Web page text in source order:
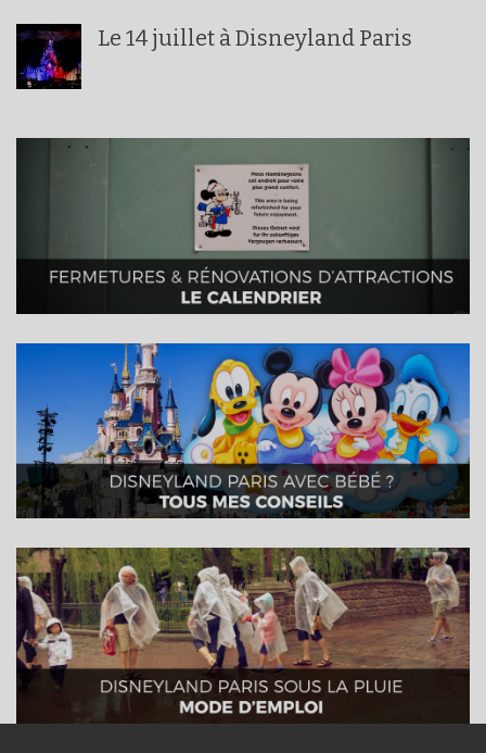
Le 14 juillet à Disneyland Paris